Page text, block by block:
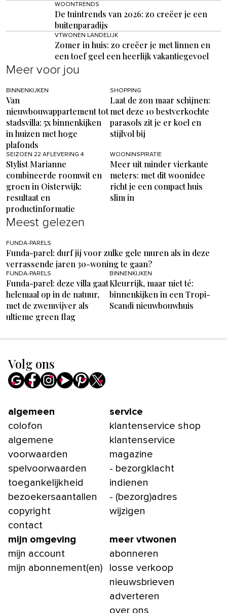
WOONTRENDS
De tuintrends van 2026: zo creëer je een
buitenparadijs
VTWONEN LANDELIJK
Zomer in huis: zo creëer je met linnen en
een toef geel een heerlijk vakantiegevoel
Meer voor jou
BINNENKIJKEN
Van
nieuwbouwappartement tot
stadsvilla: 5x binnenkijken
in huizen met hoge
plafonds
SHOPPING
Laat de zon maar schijnen:
met deze 10 bestverkochte
parasols zit je er koel en
stijlvol bij
SEIZOEN 22 AFLEVERING 4
Stylist Marianne
combineerde roomwit en
groen in Oisterwijk:
resultaat en
productinformatie
WOONINSPIRATIE
Meer uit minder vierkante
meters: met dit woonidee
richt je een compact huis
slim in
Meest gelezen
FUNDA-PARELS
Funda-parel: durf jij voor zulke gele muren als in deze
verrassende jaren 30-woning te gaan?
FUNDA-PARELS
Funda-parel: deze villa gaat
helemaal op in de natuur,
met de zwemvijver als
ultieme green flag
BINNENKIJKEN
Kleurrijk, maar niet té:
binnenkijken in een Tropi-
Scandi nieuwbouwhuis
Volg ons
algemeen
colofon
algemene
voorwaarden
spelvoorwaarden
toegankelijkheid
bezoekersaantallen
copyright
contact
service
klantenservice shop
klantenservice
magazine
- bezorgklacht
indienen
- (bezorg)adres
wijzigen
mijn omgeving
mijn account
mijn abonnement(en)
meer vtwonen
abonneren
losse verkoop
nieuwsbrieven
adverteren
over ons